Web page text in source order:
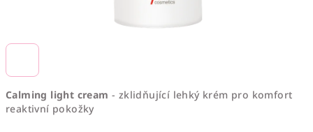
Calming light cream - zklidňující lehký krém pro komfort
reaktivní pokožky